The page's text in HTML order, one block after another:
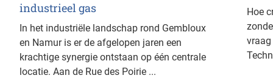
industrieel gas
In het industriële landschap rond Gembloux
en Namur is er de afgelopen jaren een
krachtige synergie ontstaan op één centrale
locatie. Aan de Rue des Poirie ...
Hoe